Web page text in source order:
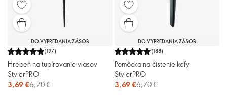
DO VYPREDANIA ZÁSOB
(197)
Hrebeň na tupírovanie vlasov
StylerPRO
3,69 €6,70 €
DO VYPREDANIA ZÁSOB
(188)
Pomôcka na čistenie kefy
StylerPRO
3,69 €6,70 €